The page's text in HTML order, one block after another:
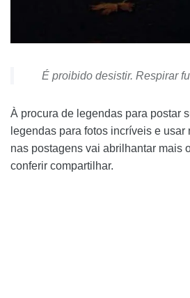
É proibido desistir. Respirar
À procura de legendas para postar
legendas para fotos incríveis e usar
nas postagens vai abrilhantar mais
conferir compartilhar.